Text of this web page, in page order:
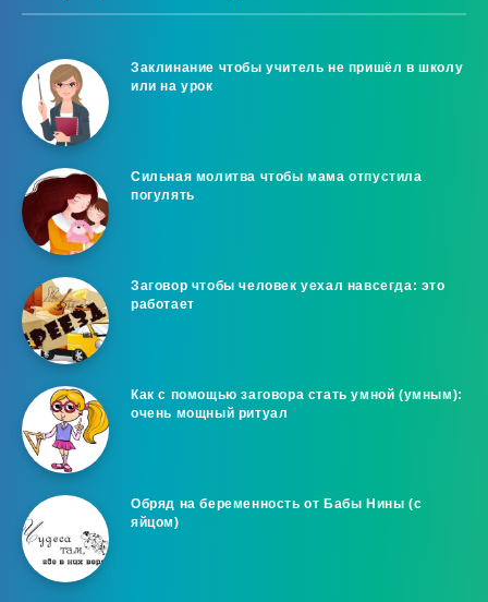
Заклинание чтобы учитель не пришёл в школу
или на урок
Сильная молитва чтобы мама отпустила
погулять
Заговор чтобы человек уехал навсегда: это
работает
Как с помощью заговора стать умной (умным):
очень мощный ритуал
Обряд на беременность от Бабы Нины (с
яйцом)